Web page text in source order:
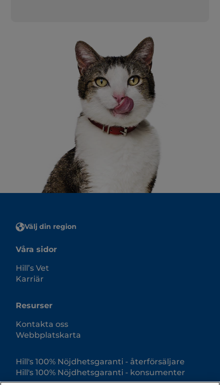
Välj din region
Våra sidor
Hill’s Vet
Karriär
Resurser
Kontakta oss
Webbplatskarta
Hill's 100% Nöjdhetsgaranti - återförsäljare
Hill's 100% Nöjdhetsgaranti - konsumenter